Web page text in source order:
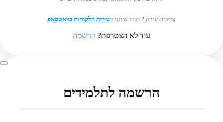
צריכים עזרה ? דברו איתנו בשירות הלקוחות בוואטסאפ
עוד לא הצטרפת? הרשמה
הרשמה לתלמידים